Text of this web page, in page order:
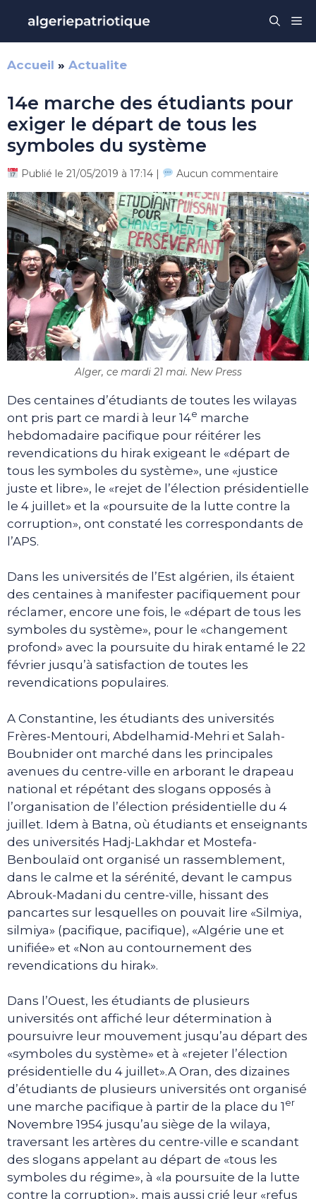
contenu
Accueil » Actualite
14e marche des étudiants pour
exiger le départ de tous les
symboles du système
Publié le 21/05/2019 à 17:14 | Aucun commentaire
Alger, ce mardi 21 mai. New Press
Des centaines d’étudiants de toutes les wilayas
ont pris part ce mardi à leur 14e marche
hebdomadaire pacifique pour réitérer les
revendications du hirak exigeant le «départ de
tous les symboles du système», une «justice
juste et libre», le «rejet de l’élection présidentielle
le 4 juillet» et la «poursuite de la lutte contre la
corruption», ont constaté les correspondants de
l’APS.
Dans les universités de l’Est algérien, ils étaient
des centaines à manifester pacifiquement pour
réclamer, encore une fois, le «départ de tous les
symboles du système», pour le «changement
profond» avec la poursuite du hirak entamé le 22
février jusqu’à satisfaction de toutes les
revendications populaires.
A Constantine, les étudiants des universités
Frères-Mentouri, Abdelhamid-Mehri et Salah-
Boubnider ont marché dans les principales
avenues du centre-ville en arborant le drapeau
national et répétant des slogans opposés à
l’organisation de l’élection présidentielle du 4
juillet. Idem à Batna, où étudiants et enseignants
des universités Hadj-Lakhdar et Mostefa-
Benboulaïd ont organisé un rassemblement,
dans le calme et la sérénité, devant le campus
Abrouk-Madani du centre-ville, hissant des
pancartes sur lesquelles on pouvait lire «Silmiya,
silmiya» (pacifique, pacifique), «Algérie une et
unifiée» et «Non au contournement des
revendications du hirak».
Dans l’Ouest, les étudiants de plusieurs
universités ont affiché leur détermination à
poursuivre leur mouvement jusqu’au départ des
«symboles du système» et à «rejeter l’élection
présidentielle du 4 juillet».A Oran, des dizaines
d’étudiants de plusieurs universités ont organisé
une marche pacifique à partir de la place du 1 er
Novembre 1954 jusqu’au siège de la wilaya,
traversant les artères du centre-ville e scandant
des slogans appelant au départ de «tous les
symboles du régime», à «la poursuite de la lutte
contre la corruption», mais aussi crié leur «refus